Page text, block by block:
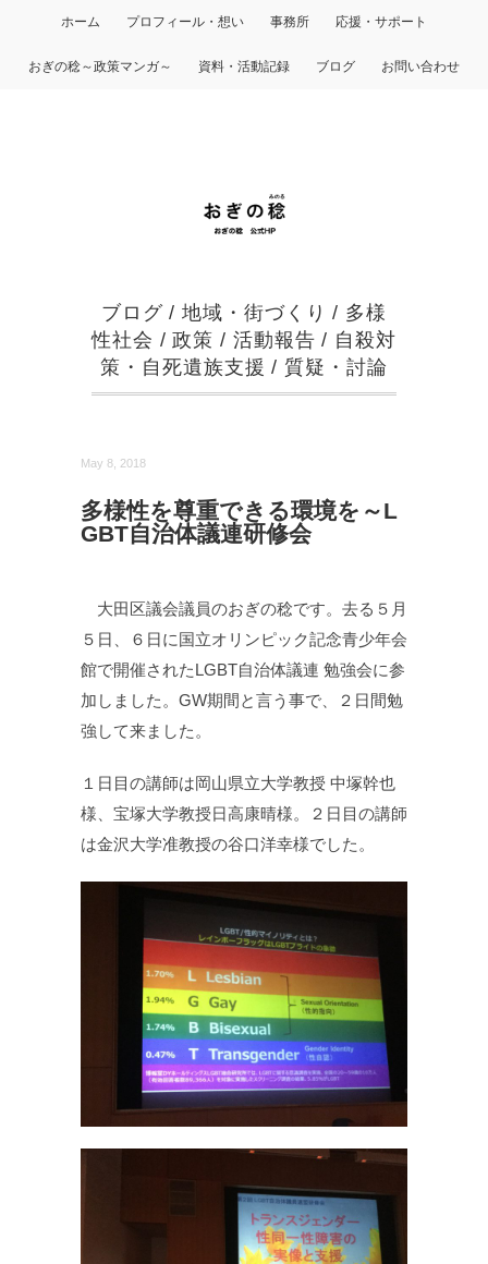
ホーム プロフィール・想い 事務所 応援・サポート
おぎの稔～政策マンガ～ 資料・活動記録 ブログ お問い合わせ
ブログ/地域・街づくり / 多様
性社会 /政策 / 活動報告 / 自殺対
策・自死遺族支援 / 質疑・討論
May 8, 2018
多様性を尊重できる環境を～L
GBT自治体議連研修会
大田区議会議員のおぎの稔です。去る５月
５日、６日に国立オリンピック記念青少年会
館で開催されたLGBT自治体議連 勉強会に参
加しました。GW期間と言う事で、２日間勉
強して来ました。
１日目の講師は岡山県立大学教授 中塚幹也
様、宝塚大学教授日高康晴様。２日目の講師
は金沢大学准教授の谷口洋幸様でした。